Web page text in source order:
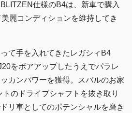
仕様のB4は、新車で購入
麗コンディションを維持してき
て手を入れてきたレガシィB4
をボアアップしたうえでパラレ
カンパワーを獲得。スバルのお家
のドライブシャフトを抜き取り
リ車としてのポテンシャルを磨き